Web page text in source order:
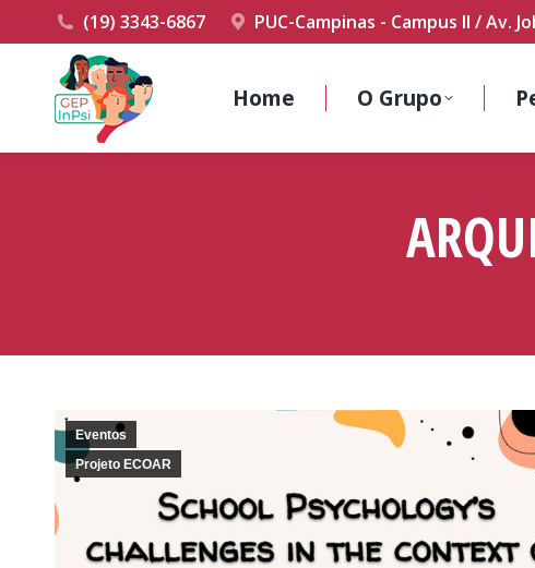
(19) 3343-6867 PUC-Campinas - Campus II / Av.
Home O Grupo
Eventos
Projeto ECOAR